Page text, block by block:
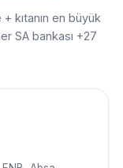
00
kıtanın en büyük
SA bankası +27